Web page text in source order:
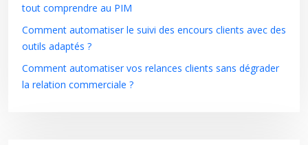
tout comprendre au PIM
Comment automatiser le suivi des encours clients avec des
outils adaptés ?
Comment automatiser vos relances clients sans dégrader
la relation commerciale ?